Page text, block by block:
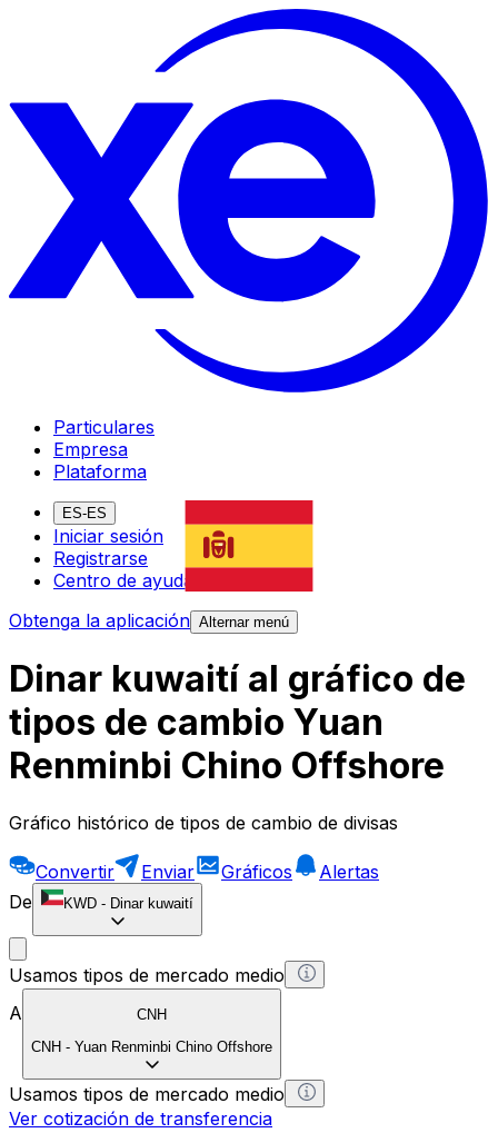
Particulares
Empresa
Plataforma
ES-ES
Iniciar sesión
Registrarse
Centro de ayuda
Obtenga la aplicación Alternar menú
Dinar kuwaití al gráfico de
tipos de cambio Yuan
Renminbi Chino Offshore
Gráfico histórico de tipos de cambio de divisas
Convertir Enviar Gráficos
Alertas
De
KWD - Dinar kuwaití
Usamos tipos de mercado medio
A
CNH
CNH - Yuan Renminbi Chino Offshore
Usamos tipos de mercado medio
Ver cotización de transferencia